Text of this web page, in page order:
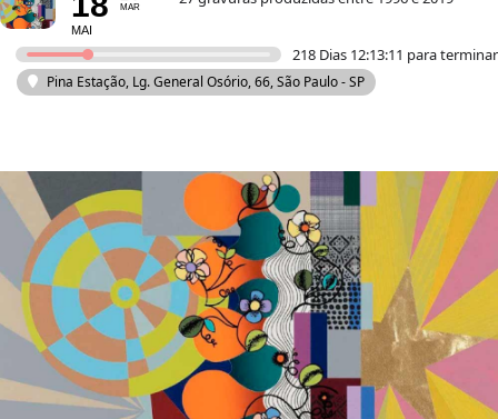
MAI
MAR
218 Dias 12:13:10 para terminar
Pina Estação, Lg. General Osório, 66, São Paulo - SP